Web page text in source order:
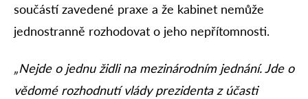
součástí zavedené praxe a že kabinet nemůže
jednostranně rozhodovat o jeho nepřítomnosti.
„Nejde o jednu židli na mezinárodním jednání. Jde o
vědomé rozhodnutí vlády prezidenta z účasti